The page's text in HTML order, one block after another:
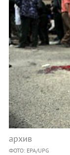
архив
ФОТО: EPA/UPG